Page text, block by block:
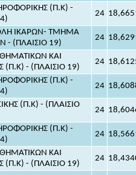
(Π.Κ) -
24
ΙΚΑΡΩΝ- ΤΜΗΜΑ
- (ΠΛΑΙΣΙΟ 19)
24
ΚΑΙ
(Π.Κ) - (ΠΛΑΙΣΙΟ 19)
24
(Π.Κ) -
24
(Π.Κ) - (ΠΛΑΙΣΙΟ
24
(Π.Κ) -
24
ΚΑΙ
(Π.Κ) - (ΠΛΑΙΣΙΟ 19)
24